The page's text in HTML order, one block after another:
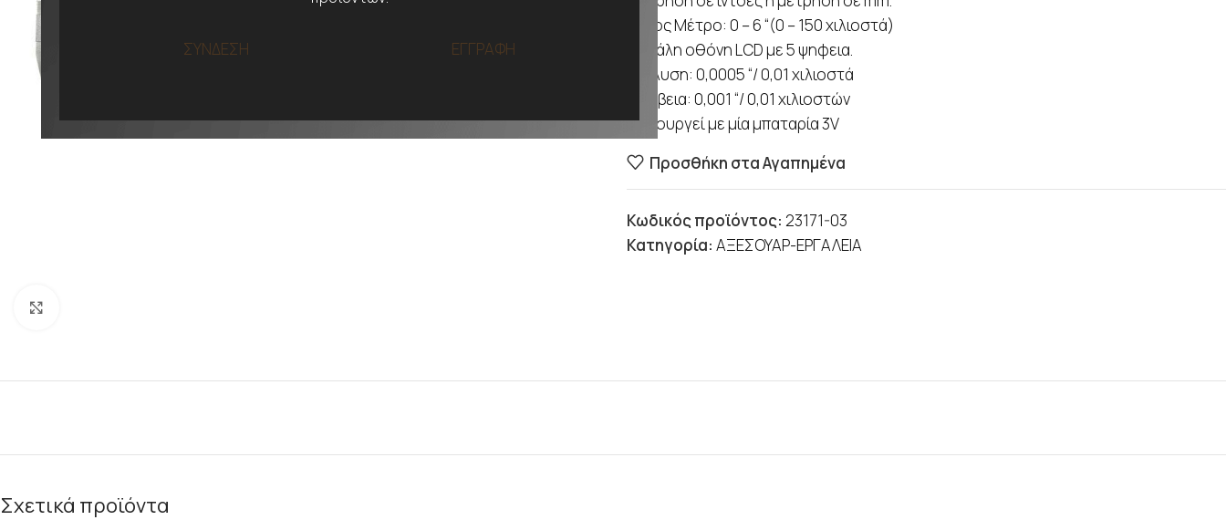
ΣΥΝΔΕΣΗ ΕΓΓΡΑΦΗ
Εύρος Μέτρο: 0 – 6 “(0 – 150 χιλιοστά)
Μεγάλη οθόνη LCD με 5 ψηφεια.
Ανάλυση: 0,0005 “/ 0,01 χιλιοστά
Ακρίβεια: 0,001 “/ 0,01 χιλιοστών
Λειτουργεί με μία μπαταρία 3V
Προσθήκη στα Αγαπημένα
Κωδικός προϊόντος: 23171-03
Κατηγορία: ΑΞΕΣΟΥΑΡ-ΕΡΓΑΛΕΙΑ
Σχετικά προϊόντα